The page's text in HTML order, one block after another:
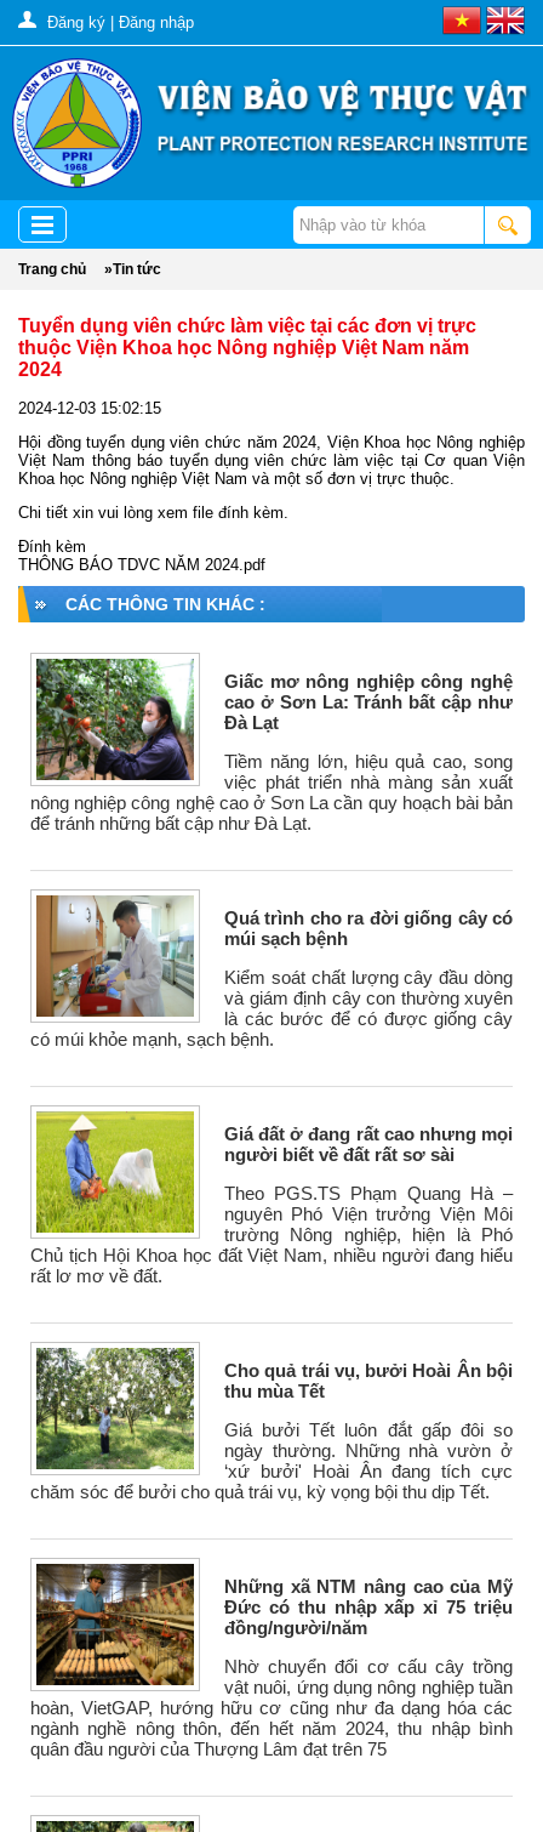
Đăng ký Đăng nhập
Trang chủ »Tin tức
Tuyển dụng viên chức làm việc tại các đơn vị trực
thuộc Viện Khoa học Nông nghiệp Việt Nam năm
2024
2024-12-03 15:02:15
Hội đồng tuyển dụng viên chức năm 2024, Viện Khoa học Nông nghiệp
Việt Nam thông báo tuyển dụng viên chức làm việc tại Cơ quan Viện
Khoa học Nông nghiệp Việt Nam và một số đơn vị trực thuộc.
Chi tiết xin vui lòng xem file đính kèm.
Đính kèm
THÔNG BÁO TDVC NĂM 2024.pdf
CÁC THÔNG TIN KHÁC :
Giấc mơ nông nghiệp công nghệ
cao ở Sơn La: Tránh bất cập như
Đà Lạt
Tiềm năng lớn, hiệu quả cao, song
việc phát triển nhà màng sản xuất
nông nghiệp công nghệ cao ở Sơn La cần quy hoạch bài bản
để tránh những bất cập như Đà Lạt.
Quá trình cho ra đời giống cây có
múi sạch bệnh
Kiểm soát chất lượng cây đầu dòng
và giám định cây con thường xuyên
là các bước để có được giống cây
có múi khỏe mạnh, sạch bệnh.
Giá đất ở đang rất cao nhưng mọi
người biết về đất rất sơ sài
Theo PGS.TS Phạm Quang Hà –
nguyên Phó Viện trưởng Viện Môi
trường Nông nghiệp, hiện là Phó
Chủ tịch Hội Khoa học đất Việt Nam, nhiều người đang hiểu
rất lơ mơ về đất.
Cho quả trái vụ, bưởi Hoài Ân bội
thu mùa Tết
Giá bưởi Tết luôn đắt gấp đôi so
ngày thường. Những nhà vườn ở
‘xứ bưởi' Hoài Ân đang tích cực
chăm sóc để bưởi cho quả trái vụ, kỳ vọng bội thu dịp Tết.
Những xã NTM nâng cao của Mỹ
Đức có thu nhập xấp xỉ 75 triệu
đồng/người/năm
Nhờ chuyển đổi cơ cấu cây trồng
vật nuôi, ứng dụng nông nghiệp tuần
hoàn, VietGAP, hướng hữu cơ cũng như đa dạng hóa các
ngành nghề nông thôn, đến hết năm 2024, thu nhập bình
quân đầu người của Thượng Lâm đạt trên 75